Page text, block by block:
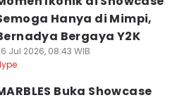
Hanya di Mimpi,
Bergaya Y2K
Jul 2026, 08:43 WIB
Buka Showcase